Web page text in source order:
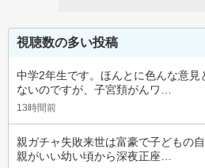
視聴数の多い投稿
中学2年生です。ほんとに色んな意見
ないのですが、子宮頚がんワ…
13時間前
親ガチャ失敗来世は富豪で子どもの
親がいい幼い頃から深夜正座…